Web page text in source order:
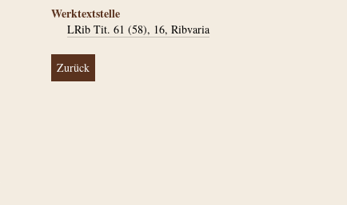
Werktextstelle
LRib Tit. 61 (58), 16, Ribvaria
Zurück